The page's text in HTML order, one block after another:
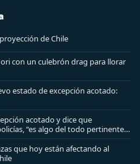
de Chile
con un culebrón drag para llorar
estado de excepción acotado:
acotado y dice que
“es algo del todo pertinente
que hoy están afectando al